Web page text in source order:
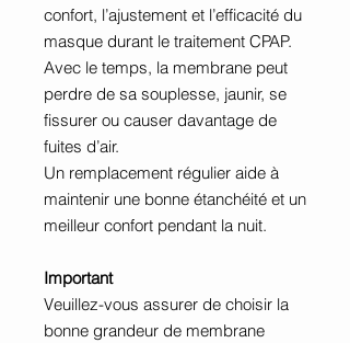
confort, l’ajustement et l’efficacité du
masque durant le traitement CPAP.
Avec le temps, la membrane peut
perdre de sa souplesse, jaunir, se
fissurer ou causer davantage de
fuites d’air.
Un remplacement régulier aide à
maintenir une bonne étanchéité et un
meilleur confort pendant la nuit.
Important
Veuillez-vous assurer de choisir la
bonne grandeur de membrane